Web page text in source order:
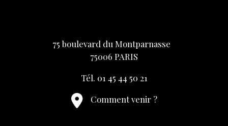
75 boulevard du Montparnasse
75006 PARIS
Tél. 01 45 44 50 21
Comment venir ?